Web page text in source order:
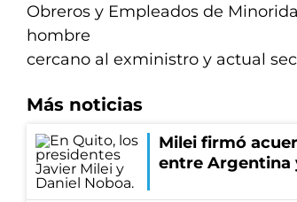
Obreros y Empleados de
hombre
cercano al exministro y actual
Más noticias
Milei firmó
entre Argentina